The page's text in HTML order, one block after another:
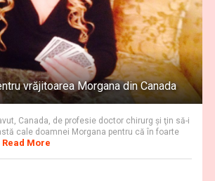
vrăjitoarea Morgana din Canada
Canada, de profesie doctor chirurg şi ţin să-i
cale doamnei Morgana pentru că în foarte
Read More